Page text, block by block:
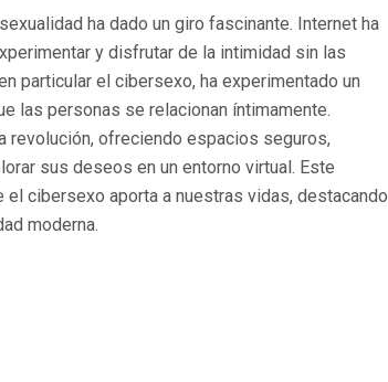
ha dado un giro fascinante. Internet ha
y disfrutar de la intimidad sin las
particular el cibersexo, ha experimentado un
las personas se relacionan íntimamente.
revolución, ofreciendo espacios seguros,
sus deseos en un entorno virtual. Este
cibersexo aporta a nuestras vidas, destacando
moderna.